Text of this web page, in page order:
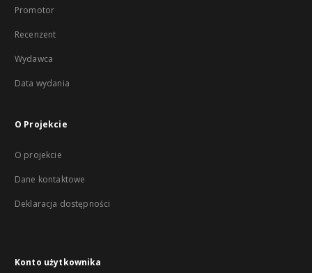
Promotor
Recenzent
Wydawca
Data wydania
O Projekcie
O projekcie
Dane kontaktowe
Deklaracja dostępności
Konto użytkownika